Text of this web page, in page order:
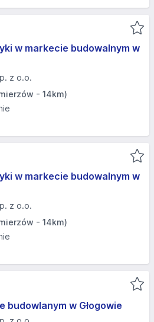
w markecie budowalnym w
z o.o.
- 14km)
w markecie budowalnym w
z o.o.
- 14km)
budowlanym w Głogowie